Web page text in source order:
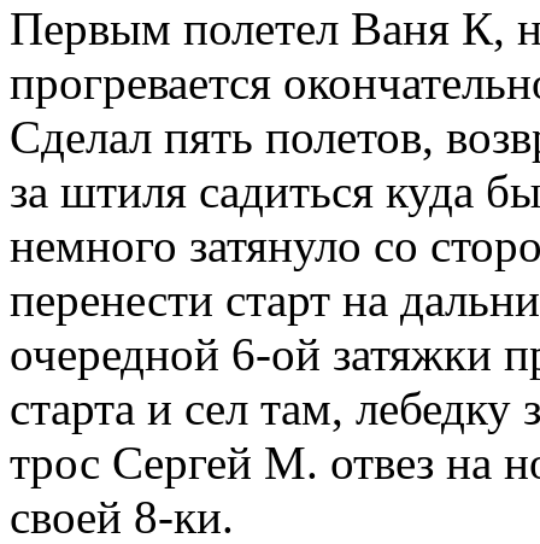
Первым полетел Ваня К,
прогревается
Сделал пять полетов,
за штиля садиться куда
немного затянуло со
перенести старт на
очередной 6-ой затяжки
старта и сел там, лебедку
трос Сергей М. отвез на
своей 8-ки.